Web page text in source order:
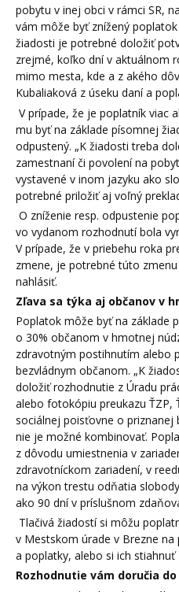
pobytu v inej obci v rámci SR,
vám môže byť znížený
žiadosti je potrebné doložiť
zrejmé, koľko dní v aktuálnom
mimo mesta, kde a z akého
Kubaliaková z úseku daní a
V prípade, že je poplatník viac
mu byť na základe písomnej
odpustený. „K žiadosti treba
zamestnaní či povolení na
vystavené v inom jazyku ako
potrebné priložiť aj voľný
O zníženie resp. odpustenie
vo vydanom rozhodnutí bola
V prípade, že v priebehu roka
zmene, je potrebné túto
nahlásiť.
Zľava sa týka aj občanov v
Poplatok môže byť na základe
o 30% občanom v hmotnej
zdravotným postihnutím alebo
bezvládnym občanom. „K
doložiť rozhodnutie z Úradu
alebo fotokópiu preukazu ŤZP,
sociálnej poisťovne o priznanej
nie je možné kombinovať.
z dôvodu umiestnenia v
zdravotníckom zariadení, v
na výkon trestu odňatia
ako 90 dní v príslušnom
Tlačivá žiadostí si môžu
v Mestskom úrade v Brezne na
a poplatky, alebo si ich
Rozhodnutie vám doručia